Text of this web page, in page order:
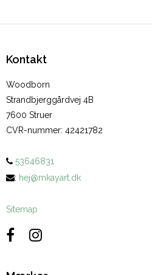
Kontakt
Woodborn
Strandbjerggårdvej 4B
7600 Struer
CVR-nummer: 42421782
53646831
: hej@mkayart.dk
Sitemap